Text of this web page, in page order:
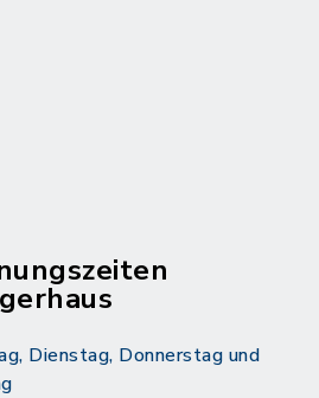
Dienstag, Donnerstag und